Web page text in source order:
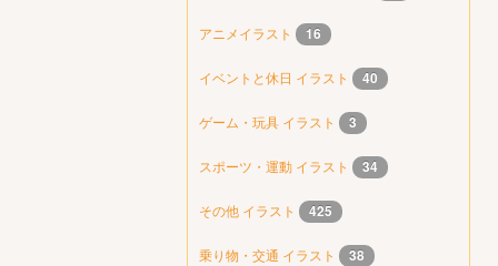
アニメイラスト 16
イベントと休日 イラスト 40
ゲーム・玩具 イラスト 3
スポーツ・運動 イラスト 34
その他 イラスト 425
乗り物・交通 イラスト 38